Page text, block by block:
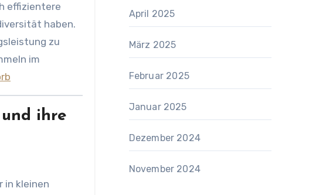
effizientere
haben.
zu
im
ihre
in kleinen
April 2025
März 2025
Februar 2025
Januar 2025
Dezember 2024
November 2024